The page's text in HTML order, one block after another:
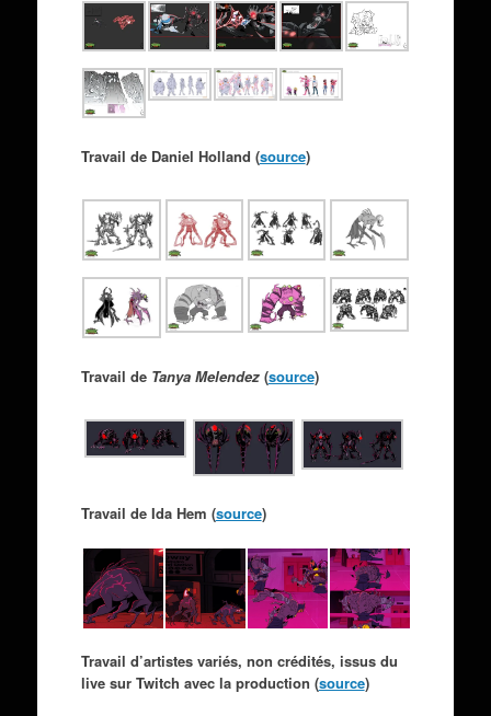
Travail de Daniel Holland (source)
Travail de Tanya Melendez (source)
Travail de Ida Hem (source)
Travail d’artistes variés, non crédités, issus du
live sur Twitch avec la production (source)